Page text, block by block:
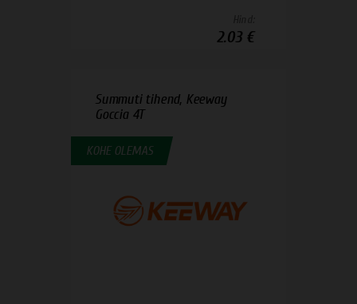
2.03 €
Summuti tihend, Keeway
Goccia 4T
KOHE OLEMAS